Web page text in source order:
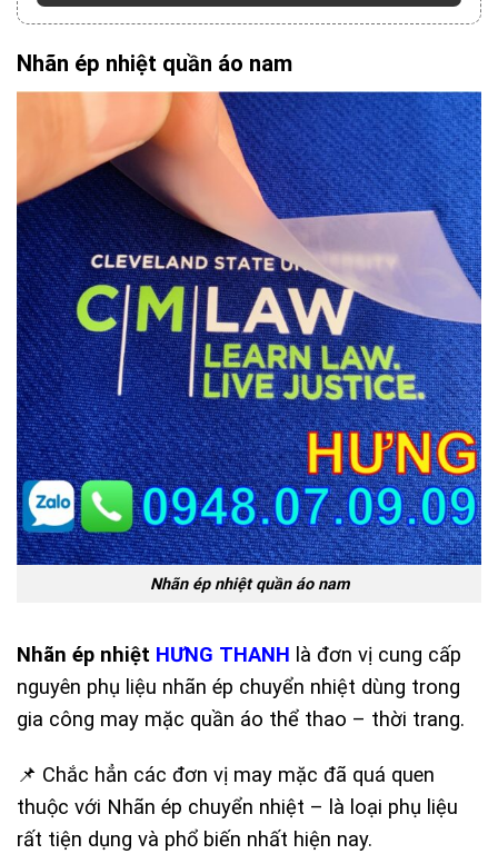
Nhãn ép nhiệt quần áo nam
Nhãn ép nhiệt quần áo nam
Nhãn ép nhiệt HƯNG THANH là đơn vị cung cấp
nguyên phụ liệu nhãn ép chuyển nhiệt dùng trong
gia công may mặc quần áo thể thao – thời trang.
📌 Chắc hẳn các đơn vị may mặc đã quá quen
thuộc với Nhãn ép chuyển nhiệt – là loại phụ liệu
rất tiện dụng và phổ biến nhất hiện nay.